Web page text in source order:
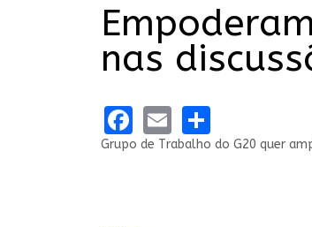
nas
Facebook
Email
Grupo de Trabalho do G20 quer